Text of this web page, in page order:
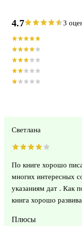
4.7 3
Светлана
По книге хорошо
многих интересных
указаниям дат . Как
книга хорошо
Плюсы